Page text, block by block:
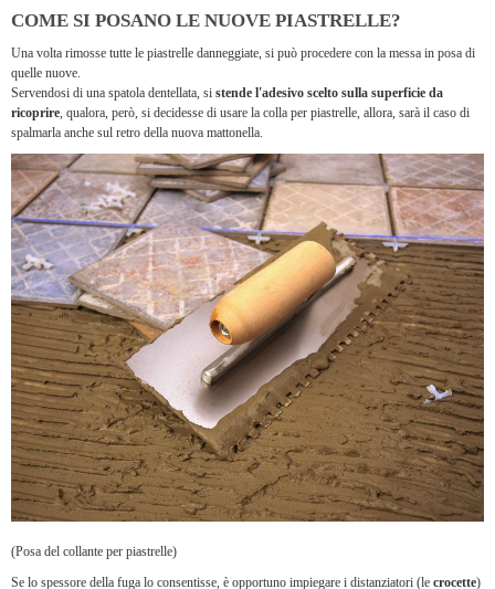
COME SI POSANO LE NUOVE PIASTRELLE?
Una volta rimosse tutte le piastrelle danneggiate, si può procedere con la messa in posa di
quelle nuove.
Servendosi di una spatola dentellata, si stende l'adesivo scelto sulla superficie da
ricoprire, qualora, però, si decidesse di usare la colla per piastrelle, allora, sarà il caso di
spalmarla anche sul retro della nuova mattonella.
(Posa del collante per piastrelle)
Se lo spessore della fuga lo consentisse, è opportuno impiegare i distanziatori (le crocette)